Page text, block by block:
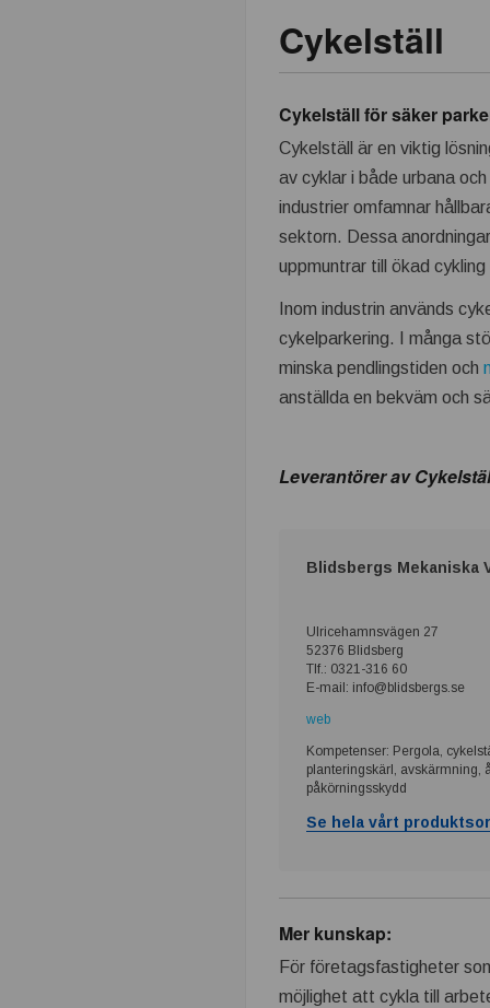
Cykelställ
Cykelställ för säker
Cykelställ är en viktig
av cyklar i både urbana
industrier omfamnar
sektorn. Dessa
uppmuntrar till ökad
Inom industrin används
cykelparkering. I många
minska pendlingstiden och
anställda en bekväm och
Leverantörer av
Blidsbergs Mekaniska
Ulricehamns­vägen 27
52376 Blidsberg
Tlf.: 0321-316 60
E-mail: info@blidsbergs.se
web
Kompetenser: Pergola,
planteringskärl, avskärmning,
påkörningsskydd
Se hela vårt
Mer kunskap:
För företagsfastigheter
möjlighet att cykla till